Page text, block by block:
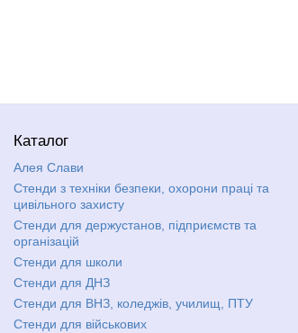
Каталог
Алея Слави
Стенди з техніки безпеки, охорони праці та
цивільного захисту
Стенди для держустанов, підприємств та
організацій
Стенди для школи
Стенди для ДНЗ
Стенди для ВНЗ, коледжів, училищ, ПТУ
Стенди для військових